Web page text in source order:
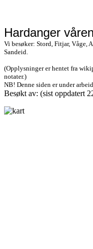
Hardanger
Vi besøker: Stord, Fitjar, Våge,
Sandeid.
(Opplysninger er hentet fra
notater.)
NB! Denne siden er under
Besøkt av: (sist oppdatert